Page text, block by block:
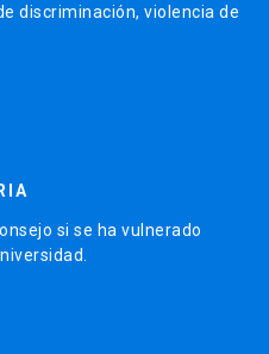
discriminación, violencia de
si se ha vulnerado